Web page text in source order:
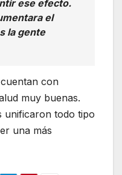
ese efecto.
el
la gente
con
muy buenas.
unificaron todo tipo
una más